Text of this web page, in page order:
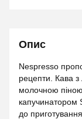
Опис
Nespresso
рецепти. Кава
молочною
капучинатором
до